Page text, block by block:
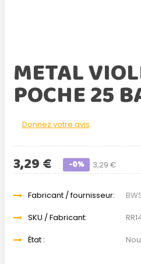
METAL
POCHE 25
Donnez votre avis
3,29 €
3,29 € -0%
Fabricant / fournisseur:
SKU / Fabricant:
État :